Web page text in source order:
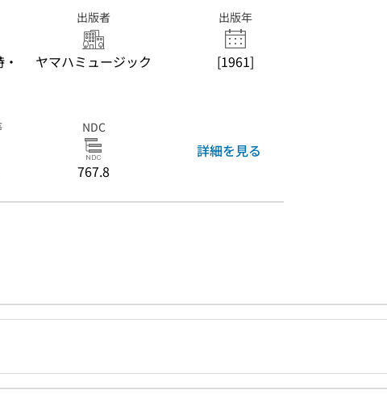
出版者
ヤマハミュージック
出版年
[1961]
NDC
767.8
詳細を見る